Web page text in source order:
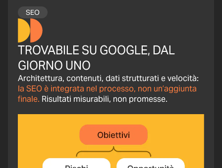
SEO
TROVABILE SU GOOGLE, DAL
GIORNO UNO
Architettura, contenuti, dati strutturati e velocità:
la SEO è integrata nel processo, non un’aggiunta
finale. Risultati misurabili, non promesse.